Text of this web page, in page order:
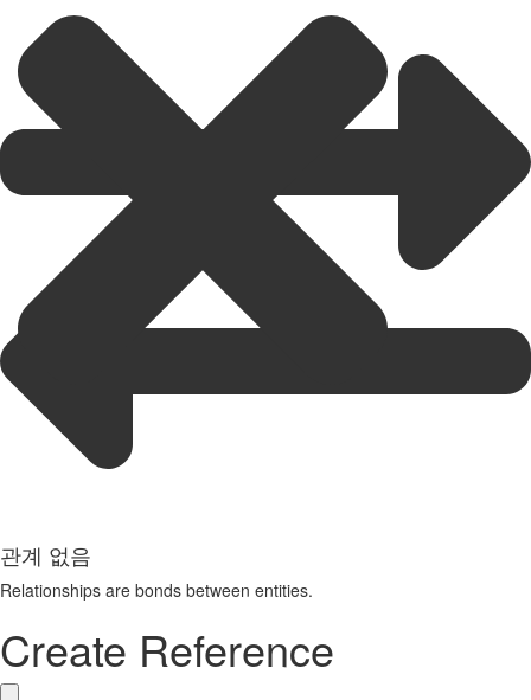
관계 없음
Relationships are bonds between entities.
Create Reference